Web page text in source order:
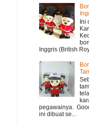
Ini
Inggris (British
pegawainya.
ini dibuat se...